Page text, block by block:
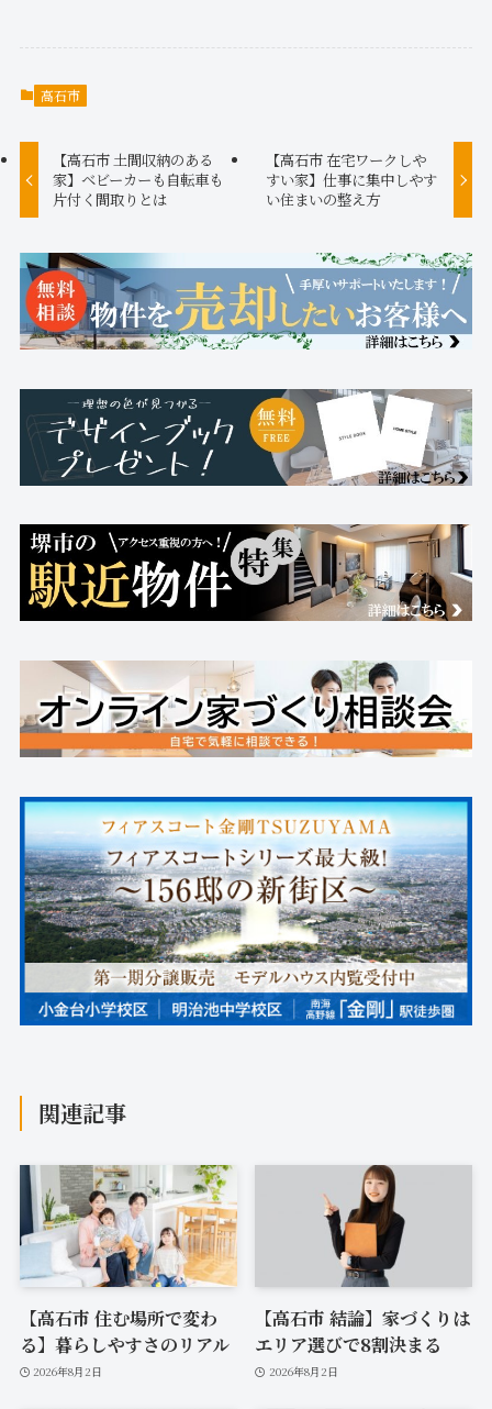
高石市
【高石市 土間収納のある
家】ベビーカーも自転車も
片付く間取りとは
【高石市 在宅ワークしや
すい家】仕事に集中しやす
い住まいの整え方
関連記事
【高石市 住む場所で変わ
る】暮らしやすさのリアル
2026年8月2日
【高石市 結論】家づくりは
エリア選びで8割決まる
2026年8月2日